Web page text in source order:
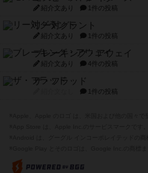
紹介文あり 1件の投稿
リー対グラント
紹介文あり 1件の投稿
ブレーキング・アウェイ
紹介文あり 4件の投稿
ザ・フラッド
1件の投稿